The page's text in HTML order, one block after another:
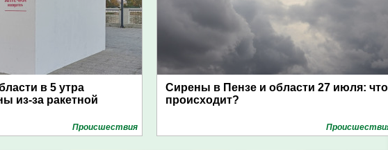
в 5 утра
из-за ракетной
Проиcшествия
Сирены в Пензе и области 27 июля: что
происходит?